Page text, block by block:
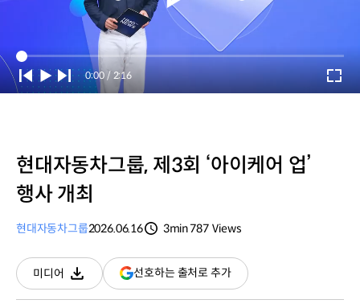
Current
Time
0:00 / Duration
2:16
현대자동차그룹, 제3회 ‘아이케어 업’
행사 개최
현대자동차그룹2026.06.16
3min787 Views
미디어
다운로드
선호하는 출처로 추가(새
창